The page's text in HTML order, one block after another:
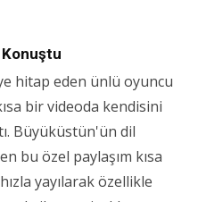
Konuştu
hitap eden ünlü oyuncu
bir videoda kendisini
Büyüküstün'ün dil
bu özel paylaşım kısa
yayılarak özellikle